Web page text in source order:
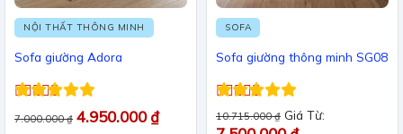
NỘI THẤT THÔNG MINH
Sofa giường Adora
hạng55 sao
7.000.000₫ 4.950.000₫
SOFA
Sofa giường thông minh SG08
Được xếp
hạng5 5 sao
10.715.000₫ Giá Từ: